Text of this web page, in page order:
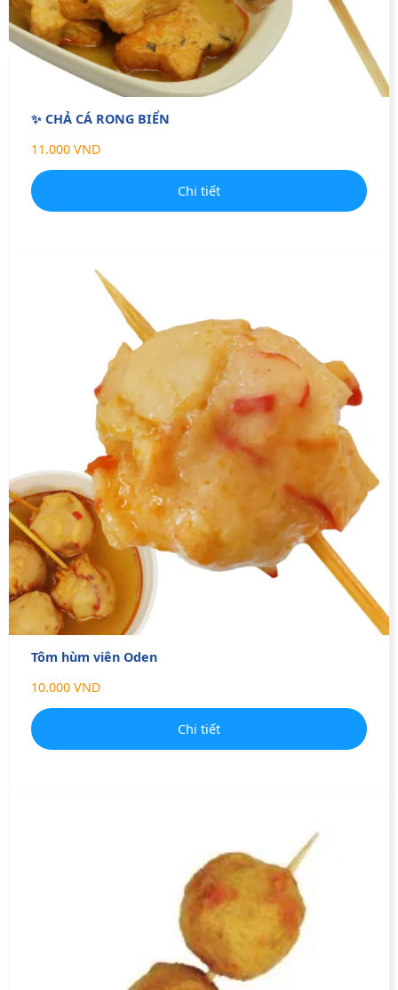
✨ CHẢ CÁ RONG BIỂN
11.000 VND
Chi tiết
Tôm hùm viên Oden
10.000 VND
Chi tiết